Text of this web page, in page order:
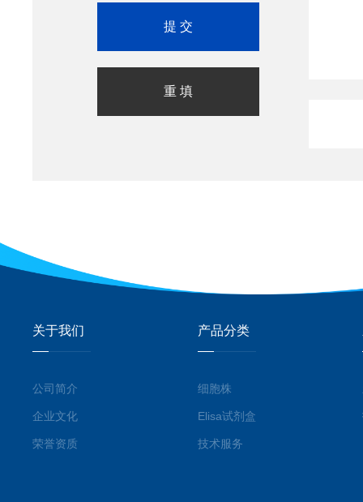
关于我们
公司简介
企业文化
荣誉资质
产品分类
细胞株
Elisa试剂盒
技术服务